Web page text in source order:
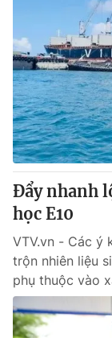
Đẩy nhanh
học E10
VTV.vn - Các ý
trộn nhiên liệu
phụ thuộc vào